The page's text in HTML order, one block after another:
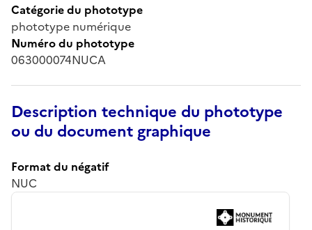
Catégorie du phototype
phototype numérique
Numéro du phototype
063000074NUCA
Description technique du phototype
ou du document graphique
Format du négatif
NUC